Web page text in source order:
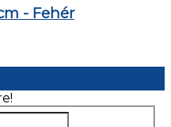
- Fehér